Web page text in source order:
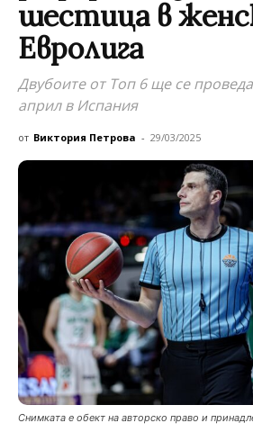
шестица в
Евролига
Двубоите от Топ 6 ще се
април в Испания
от Виктория Петрова - 29/03/2025
Снимката е обект на авторско право и